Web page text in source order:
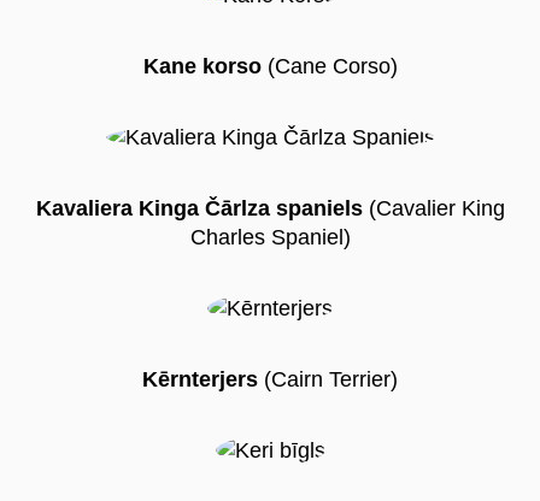
Kane korso(Cane Corso)
Kavaliera Kinga Čārlza spaniels(Cavalier King
Charles Spaniel)
Kērnterjers (Cairn Terrier)